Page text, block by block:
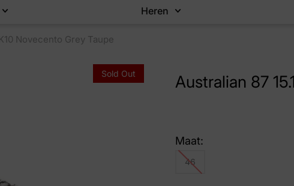
Heren
Novecento Grey Taupe
Sold Out Australian 87
Maat:
46